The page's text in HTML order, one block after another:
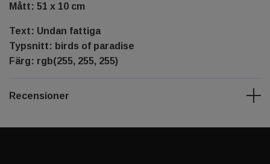
Mått: 51 x 10 cm
Text: Undan fattiga
Typsnitt: birds of paradise
Färg: rgb(255, 255, 255)
Recensioner